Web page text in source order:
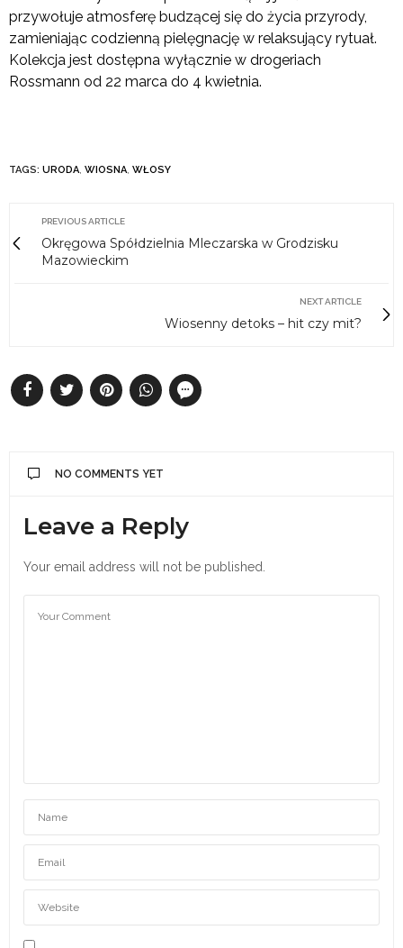
przywołuje atmosferę budzącej się do życia przyrody,
zamieniając codzienną pielęgnację w relaksujący rytuał.
Kolekcja jest dostępna wyłącznie w drogeriach
Rossmann od 22 marca do 4 kwietnia.
TAGS: URODA, WIOSNA, WŁOSY
PREVIOUS ARTICLE
Okręgowa Spółdzielnia Mleczarska w Grodzisku
Mazowieckim
NEXT ARTICLE
Wiosenny detoks – hit czy mit?
NO COMMENTS YET
Leave a Reply
Your email address will not be published.